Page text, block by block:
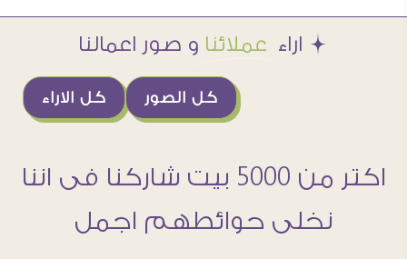
Æ اراء عملائنا و صور اعمالنا
كل الاراء كل الصور
اكتر من 5000 بيت شاركنا فى اننا
نخلى حوائطهم اجمل